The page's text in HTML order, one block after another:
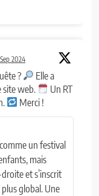
2024
?
Elle a
site web.
Un RT
Merci !
un festival
mais
et s’inscrit
global. Une